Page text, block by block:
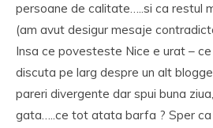
persoane de calitate…..si ca restul
(am avut desigur mesaje
Insa ce povesteste Nice e urat –
discuta pe larg despre un alt
pareri divergente dar spui buna
gata…..ce tot atata barfa ? Sper ca